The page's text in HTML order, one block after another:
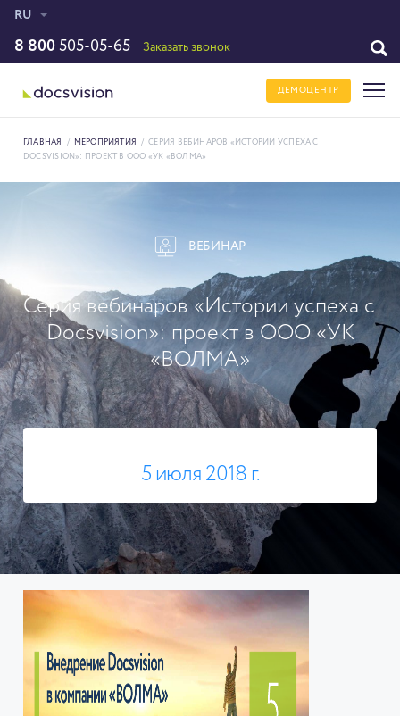
RU
8 800 505-05-65 Заказать звонок
ДЕМОЦЕНТР
ГЛАВНАЯ / МЕРОПРИЯТИЯ / СЕРИЯ ВЕБИНАРОВ «ИСТОРИИ УСПЕХА С
DOCSVISION»: ПРОЕКТ В ООО «УК «ВОЛМА»
ВЕБИНАР
Серия вебинаров «Истории успеха с
Docsvision»: проект в ООО «УК
«ВОЛМА»
5 июля 2018 г.